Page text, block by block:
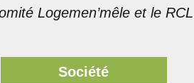
Société